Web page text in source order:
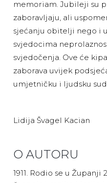
memoriam. Jubileji su
zaboravljaju, ali
sjećanju obitelji nego i
svjedocima
svjedočenja. Ove će
zaborava uvijek
umjetničku i ljudsku
Lidija Švagel Kacian
O AUTORU
1911. Rodio se u Županji